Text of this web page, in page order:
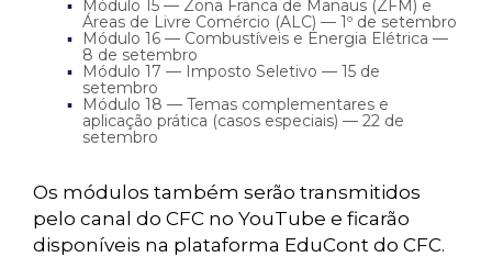
Módulo 15 — Zona Franca de Manaus (ZFM) e
Áreas de Livre Comércio (ALC) — 1º de setembro
Módulo 16 — Combustíveis e Energia Elétrica —
8 de setembro
Módulo 17 — Imposto Seletivo — 15 de
setembro
Módulo 18 — Temas complementares e
aplicação prática (casos especiais) — 22 de
setembro
Os módulos também serão transmitidos
pelo canal do CFC no YouTube e ficarão
disponíveis na plataforma EduCont do CFC.